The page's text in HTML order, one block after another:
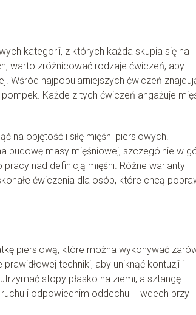
kategorii, z których każda skupia się na
warto zróżnicować rodzaje ćwiczeń, aby
Wśród najpopularniejszych ćwiczeń
Każde z tych ćwiczeń angażuje
na objętość i siłę mięśni piersiowych.
budowę masy mięśniowej, szczególnie w
nad definicją mięśni. Różne warianty
ćwiczenia dla osób, które chcą
piersiową, które można wykonywać
techniki, aby uniknąć kontuzji i
stopy płasko na ziemi, a sztangę
i odpowiednim oddechu – wdech przy